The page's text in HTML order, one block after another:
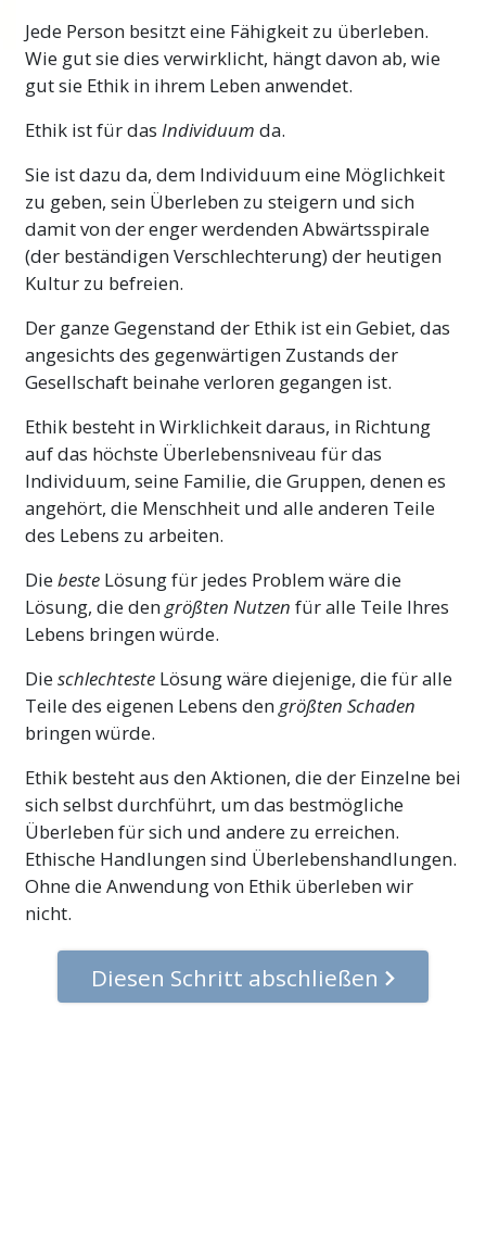
Wichtiger Hinweis
Achten Sie bei diesem Kurs sehr sorgfältig
darauf, dass Sie niemals über ein Wort
hinweggehen, das Sie nicht vollständig
ein Studium aufgibt, verwirrt oder
lernunfähig wird, liegt darin, dass er über ein
nicht verstandenes Wort hinweggegangen ist.
Mehr
Jede Person besitzt eine Fähigkeit zu überleben.
Wie gut sie dies verwirklicht, hängt davon ab, wie
gut sie Ethik in ihrem Leben anwendet.
Ethik ist für das Individuum da.
Sie ist dazu da, dem Individuum eine Möglichkeit
zu geben, sein Überleben zu steigern und sich
damit von der enger werdenden Abwärtsspirale
(der beständigen Verschlechterung) der heutigen
Kultur zu befreien.
Der ganze Gegenstand der Ethik ist ein Gebiet, das
angesichts des gegenwärtigen Zustands der
Gesellschaft beinahe verloren gegangen ist.
Ethik besteht in Wirklichkeit daraus, in Richtung
auf das höchste Überlebensniveau für das
Individuum, seine Familie, die Gruppen, denen es
angehört, die Menschheit und alle anderen Teile
des Lebens zu arbeiten.
Diebeste Lösung für jedes Problem wäre die
Lösung, die den größten Nutzen für alle Teile Ihres
Lebens bringen würde.
Dieschlechteste Lösung wäre diejenige, die für alle
Teile des eigenen Lebens den größten Schaden
bringen würde.
Ethik besteht aus den Aktionen, die der Einzelne bei
sich selbst durchführt, um das bestmögliche
Überleben für sich und andere zu erreichen.
Ethische Handlungen sind Überlebenshandlungen.
Ohne die Anwendung von Ethik überleben wir
nicht.
Diesen Schritt abschließen